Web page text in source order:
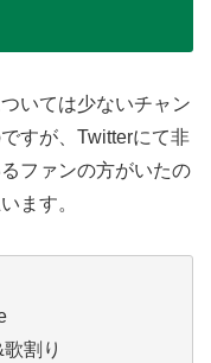
いては少ないチャン
すが、Twitterにて非
ファンの方がいたの
ます。
割り